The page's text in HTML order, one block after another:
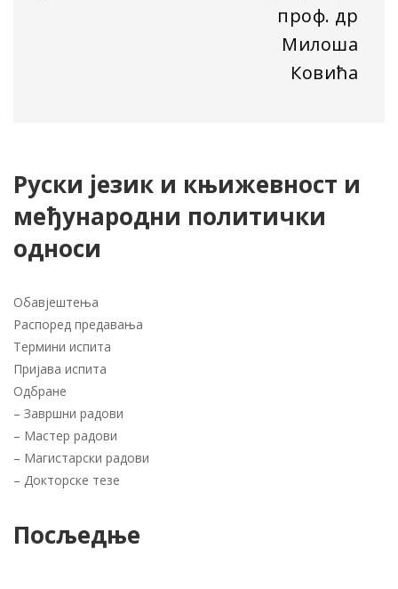
проф. др
Милоша
Ковића
Руски језик и књижевност и
међународни политички
односи
Обавјештења
Распоред предавања
Термини испита
Пријава испита
Одбране
– Завршни радови
– Мастер радови
– Магистарски радови
– Докторске тезе
Посљедње